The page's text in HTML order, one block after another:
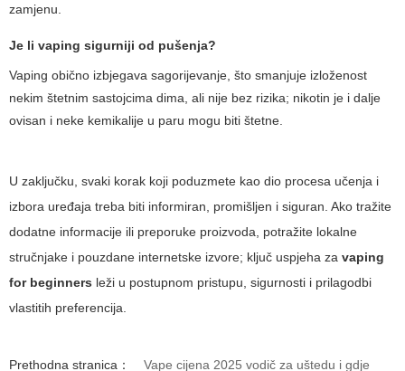
zamjenu.
Je li vaping sigurniji od pušenja?
Vaping obično izbjegava sagorijevanje, što smanjuje izloženost
nekim štetnim sastojcima dima, ali nije bez rizika; nikotin je i dalje
ovisan i neke kemikalije u paru mogu biti štetne.
U zaključku, svaki korak koji poduzmete kao dio procesa učenja i
izbora uređaja treba biti informiran, promišljen i siguran. Ako tražite
dodatne informacije ili preporuke proizvoda, potražite lokalne
stručnjake i pouzdane internetske izvore; ključ uspjeha za vaping
for beginners leži u postupnom pristupu, sigurnosti i prilagodbi
vlastitih preferencija.
Prethodna stranica：
Vape cijena 2025 vodič za uštedu i gdje